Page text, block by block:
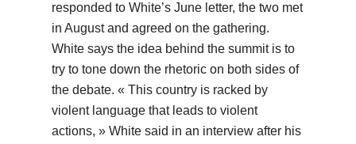
responded to White’s June letter, the two met
in August and agreed on the gathering.
White says the idea behind the summit is to
try to tone down the rhetoric on both sides of
the debate. « This country is racked by
violent language that leads to violent
actions, » White said in an interview after his